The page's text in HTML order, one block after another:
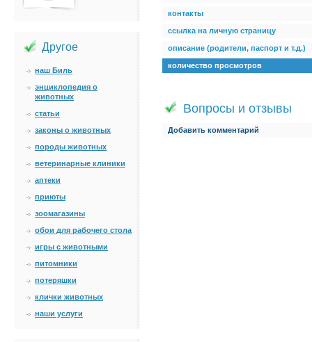
Другое
наш Биль
энциклопедия о
животных
статьи
законы о животных
породы животных
ветеринарные клиники
аптеки
приюты
зоомагазины
обои для рабочего стола
игры с животными
питомники
потеряшки
клички животных
наши услуги
контакты
ссылка на личную страницу
описание (родители, паспорт и т.д.)
количество просмотров
Вопросы и отзывы
Добавить комментарий